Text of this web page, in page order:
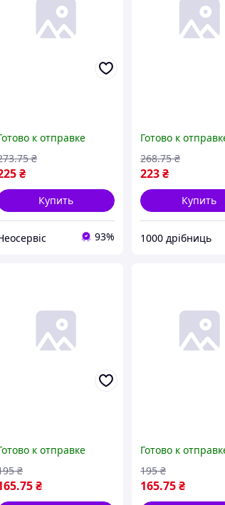
к отправке
₴
.75 ₴
Купить
93%
Готово к
223₴
268.75 ₴
Купить
1000 дрібниць
к отправке
.75₴
₴
Готово к
165.75₴
195 ₴